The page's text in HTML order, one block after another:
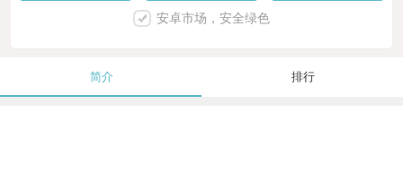
安卓市场，安全绿色
简介 排行